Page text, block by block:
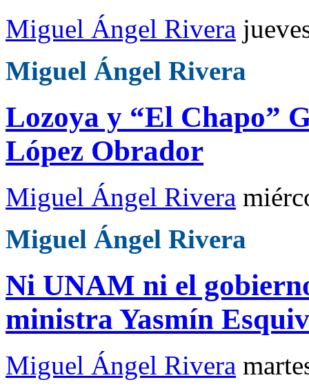
Miguel Ángel Rivera
Miguel Ángel Rivera
Lozoya y “El Chapo”
López Obrador
Miguel Ángel Rivera
Miguel Ángel Rivera
Ni UNAM ni el
ministra Yasmín
Miguel Ángel Rivera